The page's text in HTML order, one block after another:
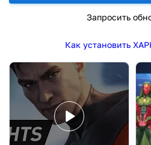
Запросить
Как установить